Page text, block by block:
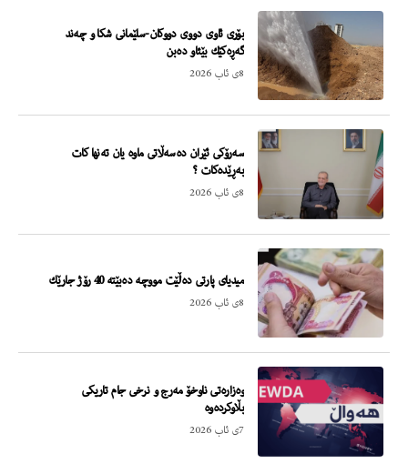
بۆری ئاوی دووی دووكان-سلێمانی شكا و چەند
گەڕەكێك بێئاو دەبن
8ی ئاب 2026
سەرۆكی ئێران دەسەڵاتی ماوە یان تەنها كات
بەڕێدەكات ؟
8ی ئاب 2026
میدیای پارتی دەڵێت مووچە دەبێتە 40 رۆژ جارێك
8ی ئاب 2026
وەزارەتی ناوخۆ مەرج و نرخی جام تاریکی
بڵاوکردەوە
7ی ئاب 2026